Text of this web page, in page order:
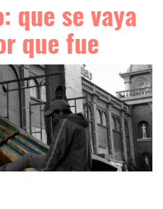
que se vaya
que fue